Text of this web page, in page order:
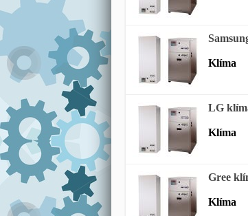
Klíma
LG
Klíma
Gree
Klíma